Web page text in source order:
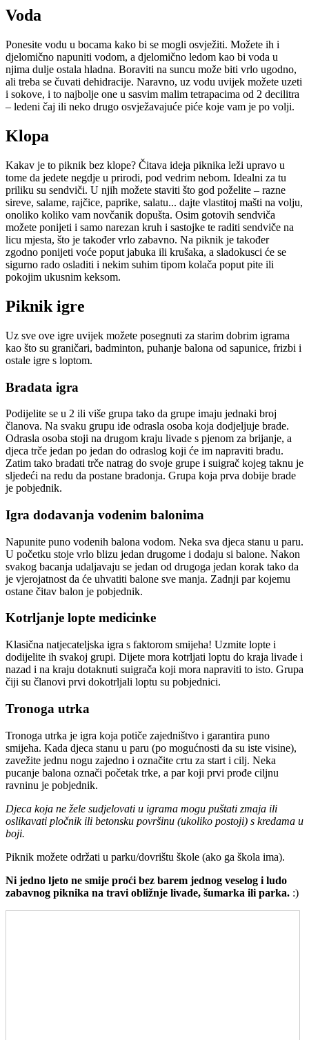
Voda
Ponesite vodu u bocama kako bi se mogli osvježiti. Možete ih i
djelomično napuniti vodom, a djelomično ledom kao bi voda u
njima dulje ostala hladna. Boraviti na suncu može biti vrlo ugodno,
ali treba se čuvati dehidracije. Naravno, uz vodu uvijek možete uzeti
i sokove, i to najbolje one u sasvim malim tetrapacima od 2 decilitra
– ledeni čaj ili neko drugo osvježavajuće piće koje vam je po volji.
Klopa
Kakav je to piknik bez klope? Čitava ideja piknika leži upravo u
tome da jedete negdje u prirodi, pod vedrim nebom. Idealni za tu
priliku su sendviči. U njih možete staviti što god poželite – razne
sireve, salame, rajčice, paprike, salatu... dajte vlastitoj mašti na volju,
onoliko koliko vam novčanik dopušta. Osim gotovih sendviča
možete ponijeti i samo narezan kruh i sastojke te raditi sendviče na
licu mjesta, što je također vrlo zabavno. Na piknik je također
zgodno ponijeti voće poput jabuka ili krušaka, a sladokusci će se
sigurno rado osladiti i nekim suhim tipom kolača poput pite ili
pokojim ukusnim keksom.
Piknik igre
Uz sve ove igre uvijek možete posegnuti za starim dobrim igrama
kao što su graničari, badminton, puhanje balona od sapunice, frizbi i
ostale igre s loptom.
Bradata igra
Podijelite se u 2 ili više grupa tako da grupe imaju jednaki broj
članova. Na svaku grupu ide odrasla osoba koja dodjeljuje brade.
Odrasla osoba stoji na drugom kraju livade s pjenom za brijanje, a
djeca trče jedan po jedan do odraslog koji će im napraviti bradu.
Zatim tako bradati trče natrag do svoje grupe i suigrač kojeg taknu je
sljedeći na redu da postane bradonja. Grupa koja prva dobije brade
je pobjednik.
Igra dodavanja vodenim balonima
Napunite puno vodenih balona vodom. Neka sva djeca stanu u paru.
U početku stoje vrlo blizu jedan drugome i dodaju si balone. Nakon
svakog bacanja udaljavaju se jedan od drugoga jedan korak tako da
je vjerojatnost da će uhvatiti balone sve manja. Zadnji par kojemu
ostane čitav balon je pobjednik.
Kotrljanje lopte medicinke
Klasična natjecateljska igra s faktorom smijeha! Uzmite lopte i
dodijelite ih svakoj grupi. Dijete mora kotrljati loptu do kraja livade i
nazad i na kraju dotaknuti suigrača koji mora napraviti to isto. Grupa
čiji su članovi prvi dokotrljali loptu su pobjednici.
Tronoga utrka
Tronoga utrka je igra koja potiče zajedništvo i garantira puno
smijeha. Kada djeca stanu u paru (po mogućnosti da su iste visine),
zavežite jednu nogu zajedno i označite crtu za start i cilj. Neka
pucanje balona označi početak trke, a par koji prvi prođe ciljnu
ravninu je pobjednik.
Djeca koja ne žele sudjelovati u igrama mogu puštati zmaja ili
oslikavati pločnik ili betonsku površinu (ukoliko postoji) s kredama u
boji.
Piknik možete održati u parku/dovrištu škole (ako ga škola ima).
Ni jedno ljeto ne smije proći bez barem jednog veselog i ludo
zabavnog piknika na travi obližnje livade, šumarka ili parka. :)